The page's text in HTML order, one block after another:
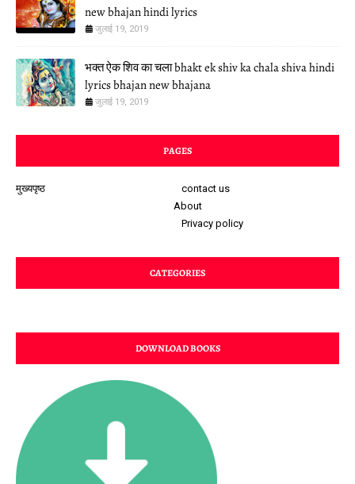
new bhajan hindi lyrics
जुलाई 19, 2019
भक्त ऐक शिव का चला bhakt ek shiv ka chala shiva hindi
lyrics bhajan new bhajana
जुलाई 19, 2019
PAGES
मुख्यपृष्ठ
contact us
About
Privacy policy
CATEGORIES
DOWNLOAD BOOKS